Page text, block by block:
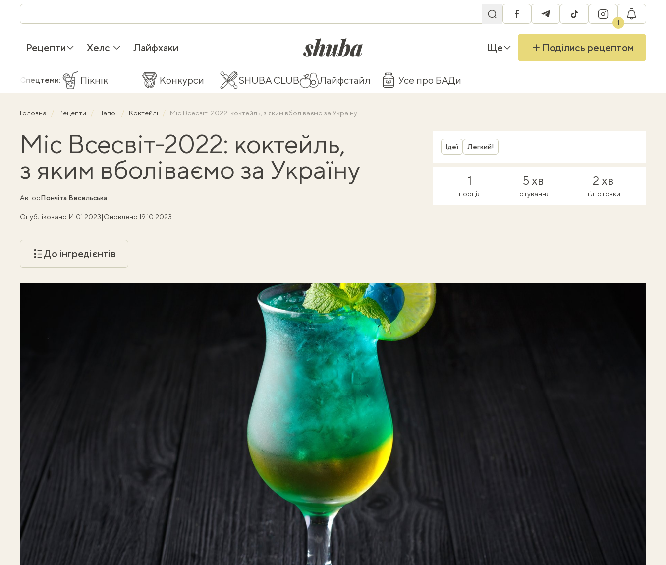
facebooktelegramtiktok instagram
1
Рецепти Хелсі Лайфхаки shuba.life Ще Поділись рецептом
Спецтеми: Пікнік Конкурси SHUBA CLUB Лайфстайл Усе про БАДи
Головна Рецепти Напої Коктейлі Міс Всесвіт-2022: коктейль, з яким вболіваємо за Україну
Міс Всесвіт-2022: коктейль,
з яким вболіваємо за Україну
АвторПончіта Весельська
Опубліковано:14.01.2023|Оновлено:19.10.2023
До інгредієнтів
Ідеї Легкий!
1
порція
5 хв
готування
2 хв
підготовки